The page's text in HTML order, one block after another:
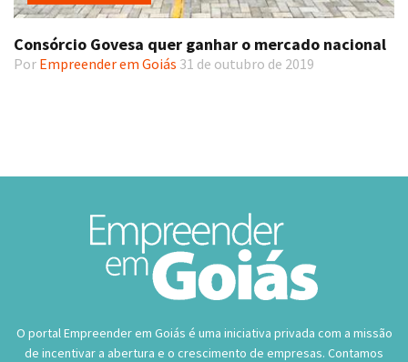
Consórcio Govesa quer ganhar o mercado nacional
Por Empreender em Goiás 31 de outubro de 2019
O portal Empreender em Goiás é uma iniciativa privada com a missão
de incentivar a abertura e o crescimento de empresas. Contamos